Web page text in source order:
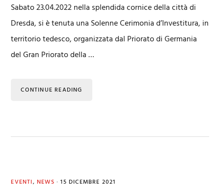
Sabato 23.04.2022 nella splendida cornice della città di
Dresda, si è tenuta una Solenne Cerimonia d’Investitura, in
territorio tedesco, organizzata dal Priorato di Germania
del Gran Priorato della …
CONTINUE READING
EVENTI, NEWS · 15 DICEMBRE 2021